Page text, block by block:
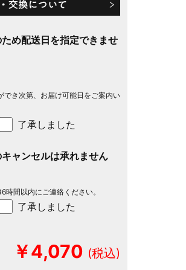
め配送日を指定できませ
了承しました
でき次第、お届け可能日をご案内い
ャンセルは承れません
了承しました
時間以内にご連絡ください。
￥4,070